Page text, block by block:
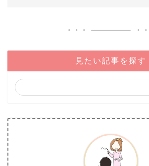
見たい記事を探す